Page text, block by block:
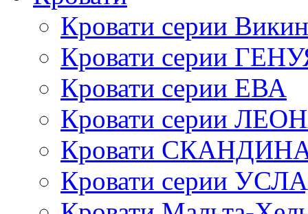
Кровати серии
Кровати серии
Кровати серии ЕВА
Кровати серии
Кровати
Кровати серии